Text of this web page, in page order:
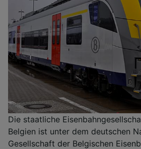
Die staatliche
Belgien ist unter dem deutschen
Gesellschaft der Belgischen